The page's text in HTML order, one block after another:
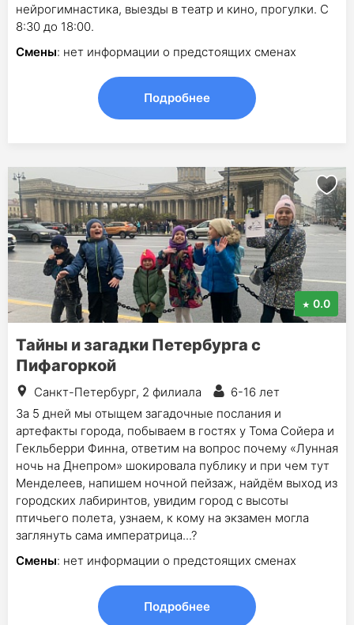
нейрогимнастика, выезды в театр и кино, прогулки. С
8:30 до 18:00.
Смены: нет информации о предстоящих сменах
Подробнее
0.0
Тайны и загадки Петербурга с
Пифагоркой
Санкт-Петербург, 2 филиала
6-16 лет
За 5 дней мы отыщем загадочные послания и
артефакты города, побываем в гостях у Тома Сойера и
Гекльберри Финна, ответим на вопрос почему «Лунная
ночь на Днепром» шокировала публику и при чем тут
Менделеев, напишем ночной пейзаж, найдём выход из
городских лабиринтов, увидим город с высоты
птичьего полета, узнаем, к кому на экзамен могла
заглянуть сама императрица...?
Смены: нет информации о предстоящих сменах
Подробнее